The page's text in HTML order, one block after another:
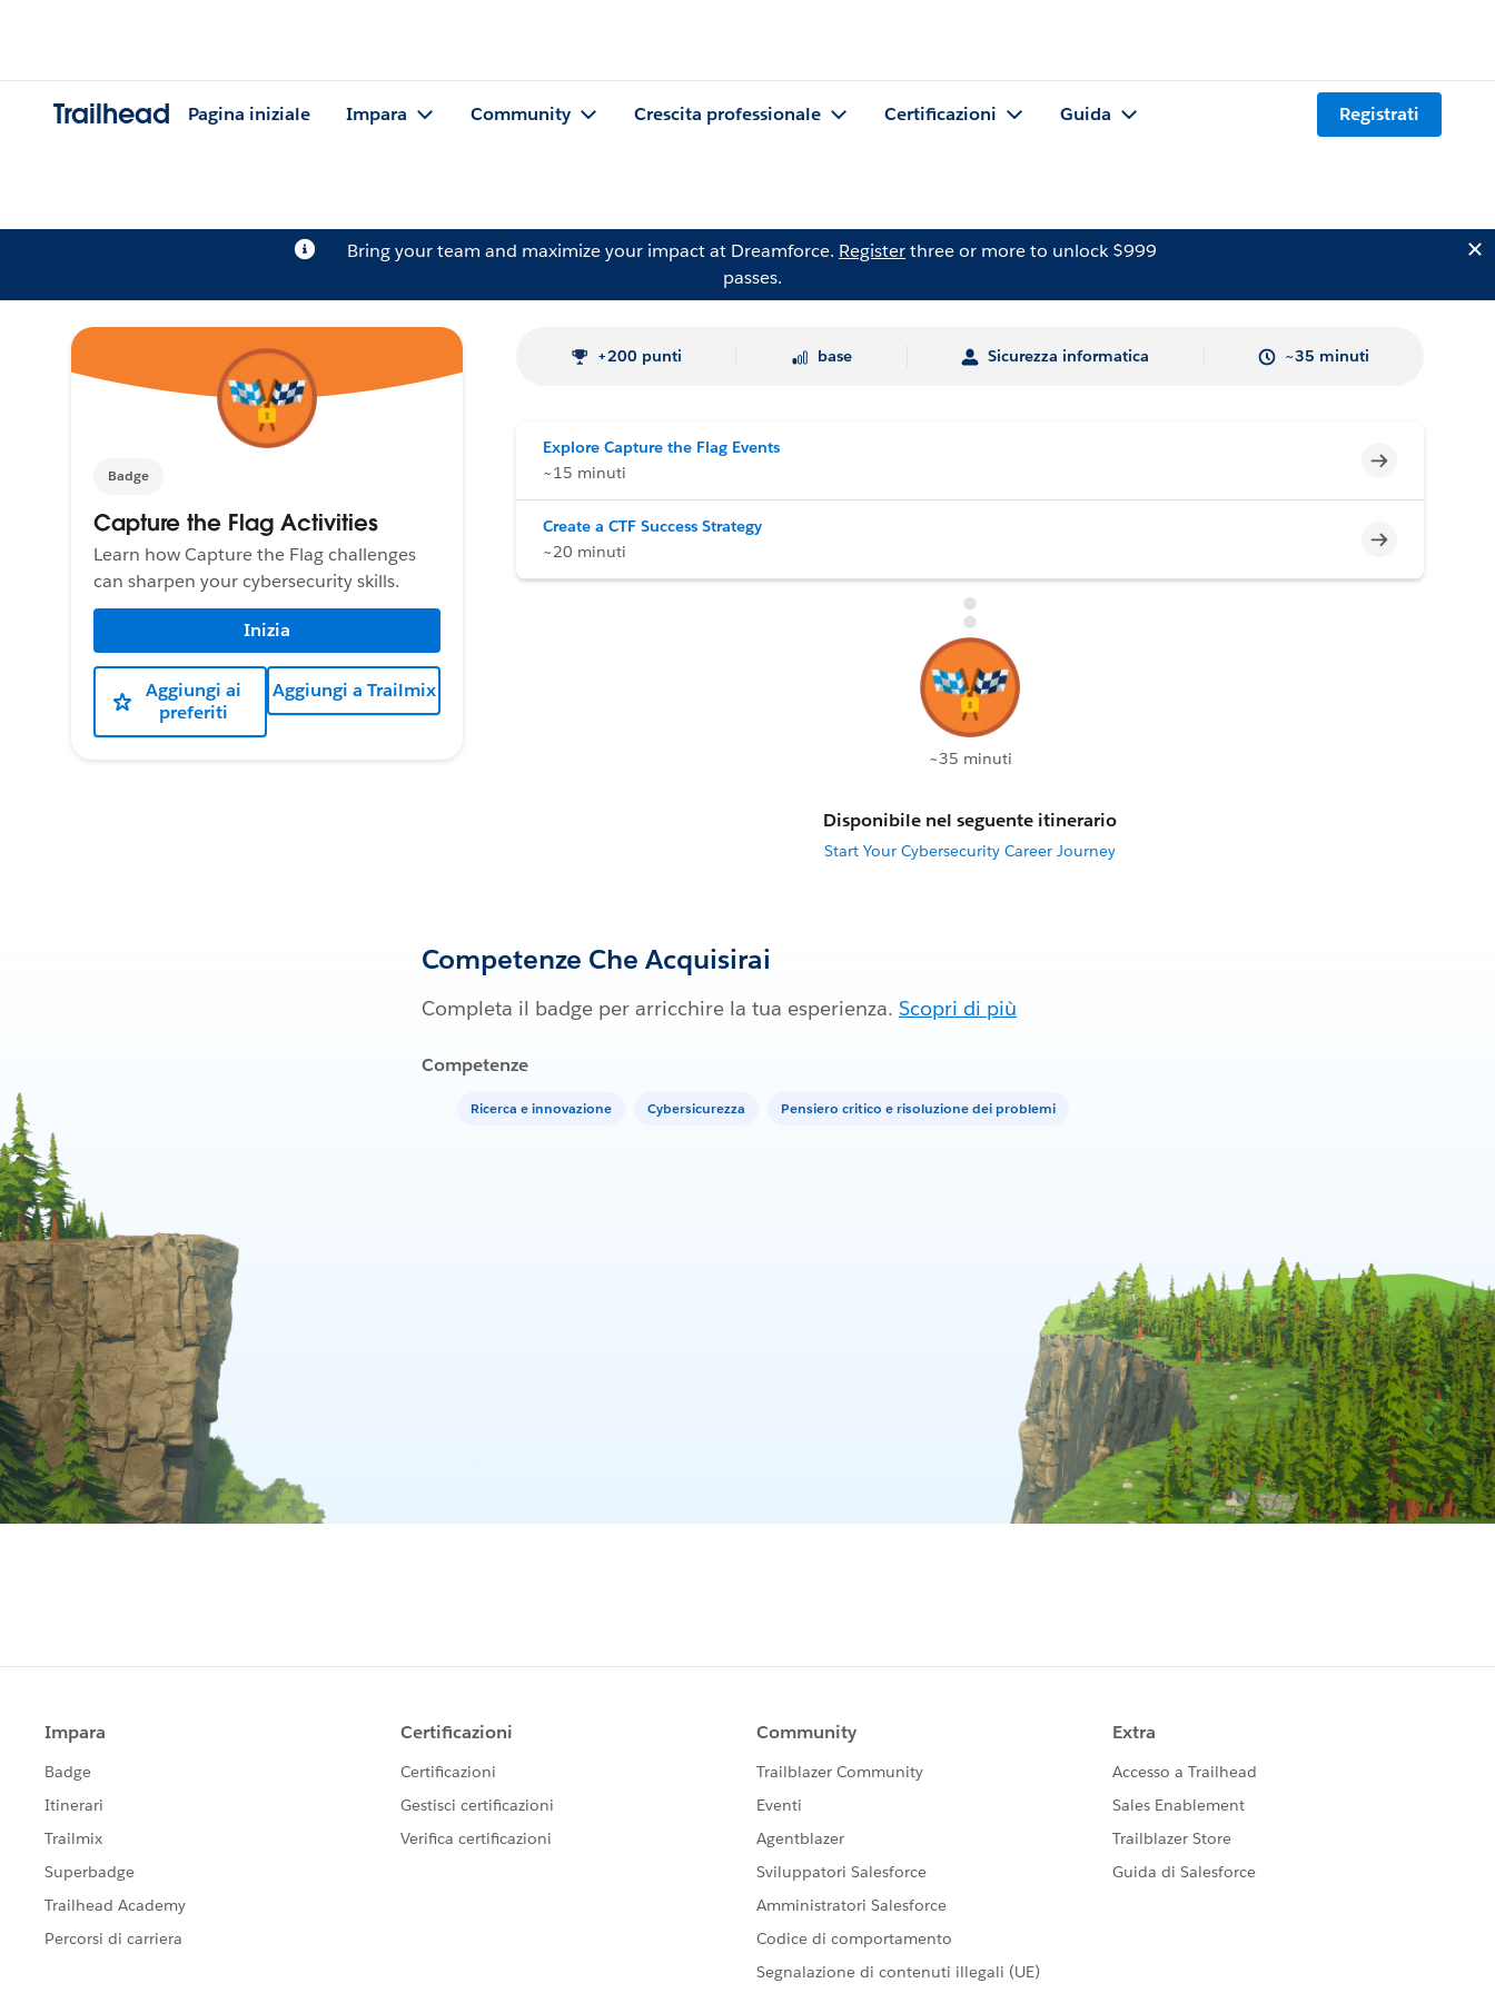
Trailhead Pagina iniziale Impara Community Crescita professionale Certificazioni Guida Registrati
Bring your team and maximize your impact at Dreamforce. Registerthree or more to unlock $999
passes.
Badge
Capture the Flag Activities
Learn how Capture the Flag challenges
can sharpen your cybersecurity skills.
Inizia
Aggiungi ai
preferiti
Aggiungi a Trailmix
+200 punti base Sicurezza informatica ~35 minuti
Explore Capture the Flag Events
~15 minuti
Incompleto
Create a CTF Success Strategy
~20 minuti
Incompleto
~35 minuti
Disponibile nel seguente itinerario
Start Your Cybersecurity Career Journey
Competenze Che Acquisirai
Completa il badge per arricchire la tua esperienza. Scopri di più
Competenze
Ricerca e innovazione Cybersicurezza Pensiero critico e risoluzione dei problemi